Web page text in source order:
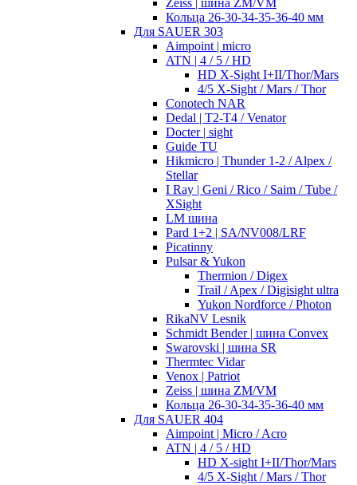
Zeiss | шина ZM/VM
Кольца 26-30-34-35-36-40 мм
Для SAUER 303
Aimpoint | micro
ATN | 4 / 5 / HD
HD X-Sight I+II/Thor/Mars
4/5 X-Sight / Mars / Thor
Conotech NAR
Dedal | T2-T4 / Venator
Docter | sight
Guide TU
Hikmicro | Thunder 1-2 / Alpex /
Stellar
I Ray | Geni / Rico / Saim / Tube /
XSight
LM шина
Pard 1+2 | SA/NV008/LRF
Picatinny
Pulsar & Yukon
Thermion / Digex
Trail / Apex / Digisight ultra
Yukon Nordforce / Photon
RikaNV Lesnik
Schmidt Bender | шина Convex
Swarovski | шина SR
Thermtec Vidar
Venox | Patriot
Zeiss | шина ZM/VM
Кольца 26-30-34-35-36-40 мм
Для SAUER 404
Aimpoint | Micro / Acro
ATN | 4 / 5 / HD
HD X-sight I+II/Thor/Mars
4/5 X-Sight / Mars / Thor